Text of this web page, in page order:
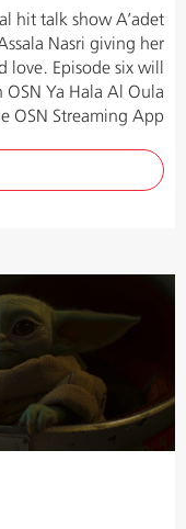
hit talk show A’adet
Nasri giving her
Episode six will
Ya Hala Al Oula
OSN Streaming App.